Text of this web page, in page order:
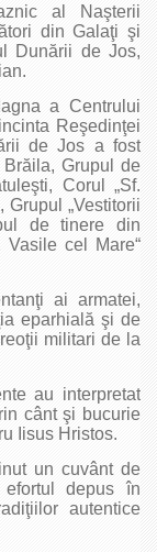
al Naşterii
din Galaţi şi
Dunării de Jos,
a Centrului
Reşedinţei
de Jos a fost
Grupul de
Corul „Sf.
„Vestitorii
de tinere din
Vasile cel Mare“
ai armatei,
eparhială şi de
militari de la
au interpretat
cânt şi bucurie
Iisus Hristos.
un cuvânt de
efortul depus în
autentice